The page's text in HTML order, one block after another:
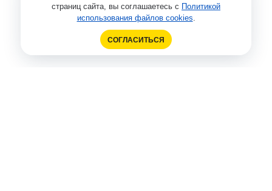
страниц сайта, вы соглашаетесь с Политикой
использования файлов cookies.
СОГЛАСИТЬСЯ